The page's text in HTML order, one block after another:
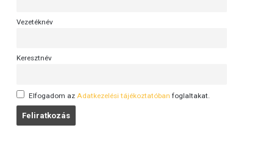
Vezetéknév
Keresztnév
Elfogadom az Adatkezelési tájékoztatóban foglaltakat.